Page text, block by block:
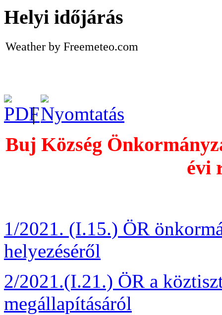
Helyi időjárás
Weather by Freemeteo.com
|
Buj Község
évi
1/2021. (I.15.) ÖR
helyezéséről
2/2021.(I.21.) ÖR a
megállapításáról